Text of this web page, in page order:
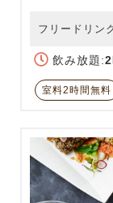
フリードリン
飲み放題:2
室料2時間無料